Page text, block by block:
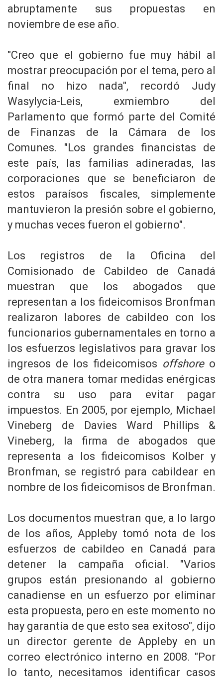
abruptamente sus propuestas en
noviembre de ese año.
"Creo que el gobierno fue muy hábil al
mostrar preocupación por el tema, pero al
final no hizo nada", recordó Judy
Wasylycia-Leis, exmiembro del
Parlamento que formó parte del Comité
de Finanzas de la Cámara de los
Comunes. "Los grandes financistas de
este país, las familias adineradas, las
corporaciones que se beneficiaron de
estos paraísos fiscales, simplemente
mantuvieron la presión sobre el gobierno,
y muchas veces fueron el gobierno".
Los registros de la Oficina del
Comisionado de Cabildeo de Canadá
muestran que los abogados que
representan a los fideicomisos Bronfman
realizaron labores de cabildeo con los
funcionarios gubernamentales en torno a
los esfuerzos legislativos para gravar los
ingresos de los fideicomisos offshoreo
de otra manera tomar medidas enérgicas
contra su uso para evitar pagar
impuestos. En 2005, por ejemplo, Michael
Vineberg de Davies Ward Phillips &
Vineberg, la firma de abogados que
representa a los fideicomisos Kolber y
Bronfman, se registró para cabildear en
nombre de los fideicomisos de Bronfman.
Los documentos muestran que, a lo largo
de los años, Appleby tomó nota de los
esfuerzos de cabildeo en Canadá para
detener la campaña oficial. "Varios
grupos están presionando al gobierno
canadiense en un esfuerzo por eliminar
esta propuesta, pero en este momento no
hay garantía de que esto sea exitoso", dijo
un director gerente de Appleby en un
correo electrónico interno en 2008. "Por
lo tanto, necesitamos identificar casos